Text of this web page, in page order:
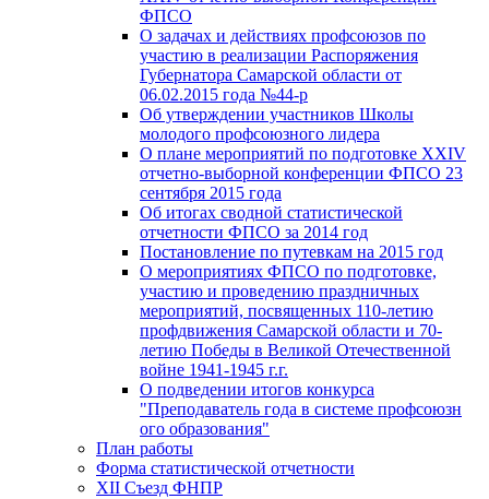
ФПСО
О задачах и действиях профсоюзов по
участию в реализации Распоряжения
Губернатора Самарской области от
06.02.2015 года №44-р
Об утверждении участников Школы
молодого профсоюзного лидера
О плане мероприятий по подготовке XXIV
отчетно-выборной конференции ФПСО 23
сентября 2015 года
Об итогах сводной статистической
отчетности ФПСО за 2014 год
Постановление по путевкам на 2015 год
О мероприятиях ФПСО по подготовке,
участию и проведению праздничных
мероприятий, посвященных 110-летию
профдвижения Самарской области и 70-
летию Победы в Великой Отечественной
войне 1941-1945 г.г.
О подведении итогов конкурса
"Преподаватель года в системе профсоюзн
ого образования"
План работы
Форма статистической отчетности
XII Съезд ФНПР